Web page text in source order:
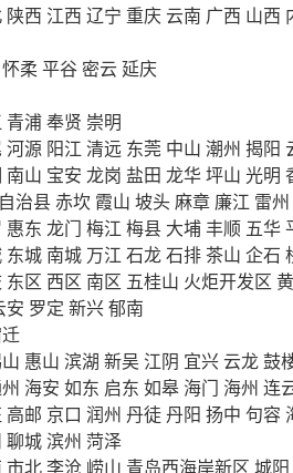
陕西 江西 辽宁 重庆 云南 广西 山西
怀柔平谷 密云延庆
青浦奉贤 崇明
河源 阳江 清远 东莞 中山 潮州 揭阳
南山 宝安 龙岗 盐田 龙华坪山 光明
治县赤坎 霞山 坡头麻章 廉江 雷州
惠东 龙门 梅江 梅县 大埔丰顺 五华
东城 南城 万江 石龙石排茶山 企石
东区 西区 南区 五桂山 火炬开发区
安 罗定 新兴郁南
惠山 滨湖 新吴 江阴 宜兴 云龙鼓
海安 如东 启东 如皋 海门 海州 连
高邮 京口 润州 丹徒丹阳 扬中 句容
聊城滨州 菏泽
市北李沧 崂山 青岛西海岸新区 城阳